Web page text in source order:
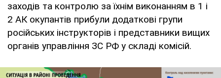
заходів та контролю за їхнім виконанням в 1 і
2 АК окупантів прибули додаткові групи
російських інструкторів і представники вищих
органів управління ЗС РФ у складі комісій.